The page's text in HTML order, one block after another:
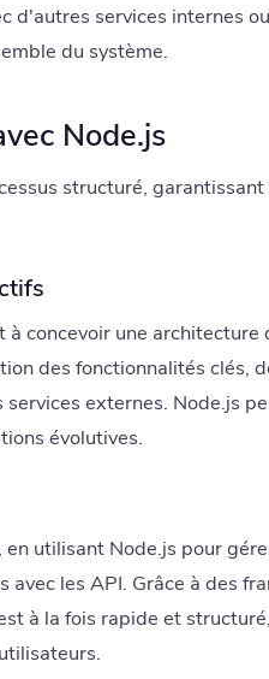
d'autres services internes
du système.
Node.js
structuré, garantissant
concevoir une architecture
des fonctionnalités clés,
externes. Node.js
évolutives.
utilisant Node.js pour
les API. Grâce à des
à la fois rapide et